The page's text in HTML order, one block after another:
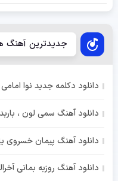
جدیدترین آهنگ
دانلود دکلمه جدید نوا
دانلود آهنگ سمی لون ،
دانلود آهنگ پیمان خسروی
دانلود آهنگ روزبه بمانی